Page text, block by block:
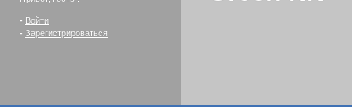
- Войти
- Зарегистрироваться